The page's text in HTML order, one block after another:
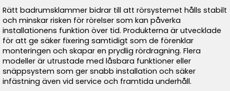
Rätt badrumsklammer bidrar till att rörsystemet hålls stabilt
och minskar risken för rörelser som kan påverka
installationens funktion över tid. Produkterna är utvecklade
för att ge säker fixering samtidigt som de förenklar
monteringen och skapar en prydlig rördragning. Flera
modeller är utrustade med låsbara funktioner eller
snäppsystem som ger snabb installation och säker
infästning även vid service och framtida underhåll.